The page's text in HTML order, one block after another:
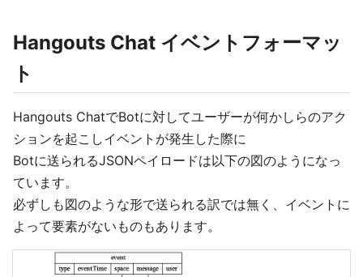
Hangouts Chat イベントフォーマッ
ト
Hangouts ChatでBotに対してユーザーが何かしらのアク
ションを起こしイベントが発生した際に
Botに送られるJSONペイロードは以下の図のようになっ
ています。
必ずしも図のような形で送られる訳では無く、イベントに
よって要素がないものもあります。